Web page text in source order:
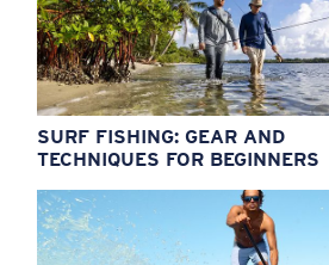
SURF FISHING: GEAR AND
TECHNIQUES FOR BEGINNERS